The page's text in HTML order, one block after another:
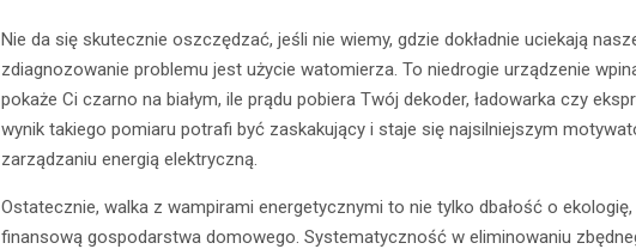
Nie da się skutecznie oszczędzać, jeśli nie wiemy, gdzie dokładnie uciekają
zdiagnozowanie problemu jest użycie watomierza. To niedrogie urządzenie
pokaże Ci czarno na białym, ile prądu pobiera Twój dekoder, ładowarka czy
wynik takiego pomiaru potrafi być zaskakujący i staje się najsilniejszym
zarządzaniu energią elektryczną.
Ostatecznie, walka z wampirami energetycznymi to nie tylko dbałość o
finansową gospodarstwa domowego. Systematyczność w eliminowaniu